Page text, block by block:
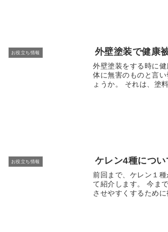
お役立ち情報 外壁塗装で健康
外壁塗装をする時に
体に無害のものと言
ょうか。 それは、塗
お役立ち情報 ケレン4種につい
前回まで、ケレン１
て紹介します。 今ま
させやすくするため